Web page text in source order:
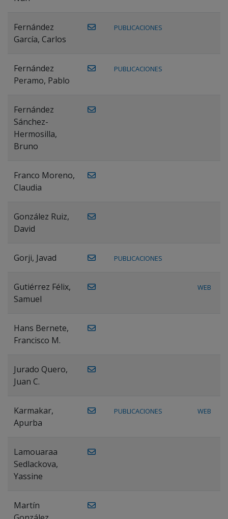
Fernández
García, Carlos
PUBLICACIONES
Fernández
Peramo, Pablo
PUBLICACIONES
Fernández
Sánchez-
Hermosilla,
Bruno
Franco Moreno,
Claudia
González Ruiz,
David
Gorji, Javad PUBLICACIONES
Gutiérrez Félix,
Samuel
WEB
Hans Bernete,
Francisco M.
Jurado Quero,
Juan C.
Karmakar,
Apurba
PUBLICACIONES WEB
Lamouaraa
Sedlackova,
Yassine
Martín